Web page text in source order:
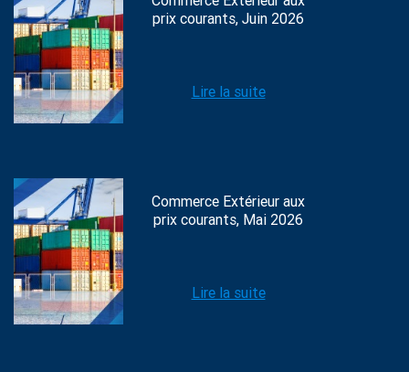
prix courants, Juin 2026
Lire la suite
Commerce Extérieur aux
prix courants, Mai 2026
Lire la suite